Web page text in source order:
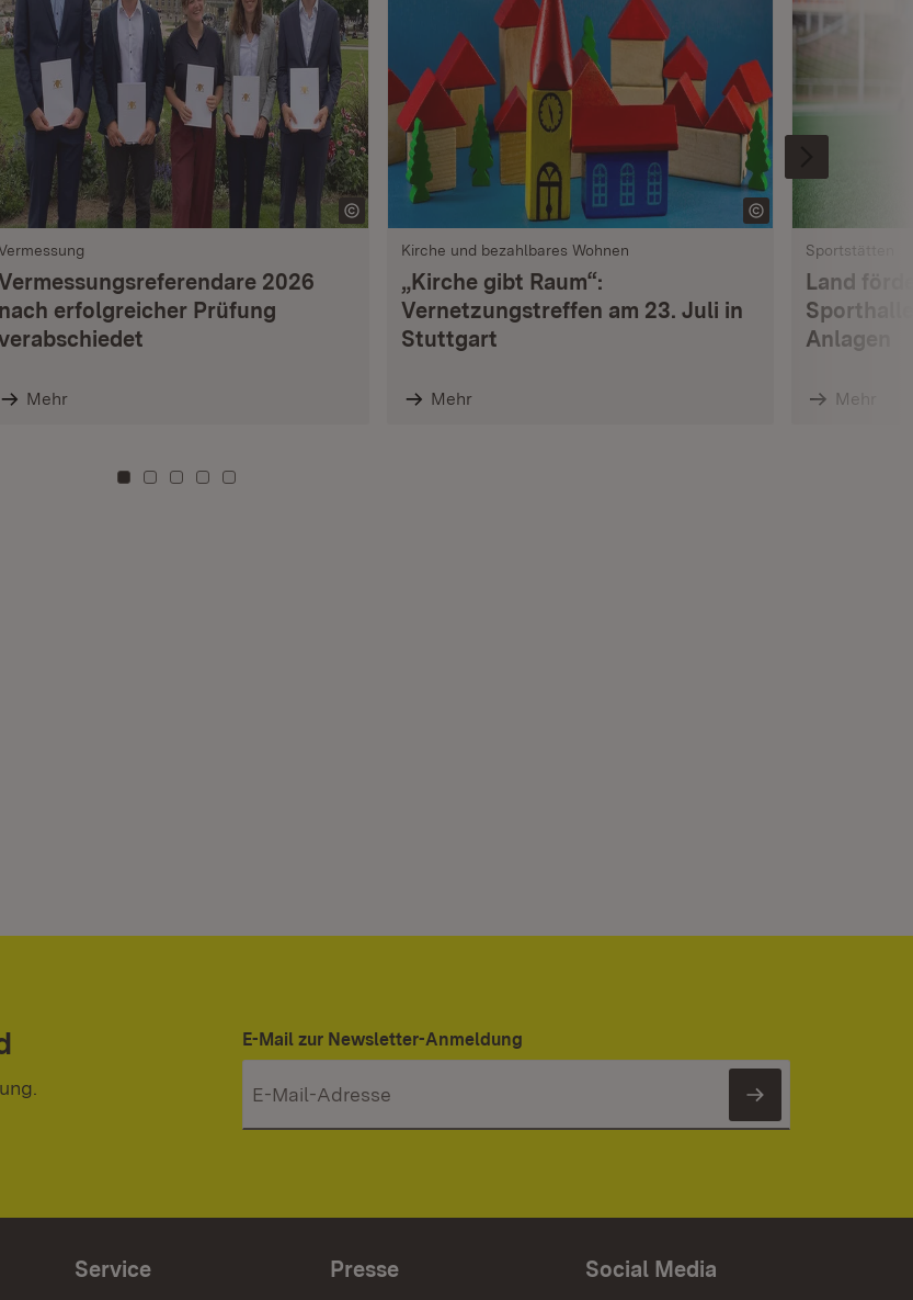
2026
nach erfolgreicher Prüfung
Mehr
Kirche und bezahlbares Wohnen
„Kirche gibt Raum“:
Vernetzungstreffen am 23. Juli in
Stuttgart
Mehr
Sportstätten
Land
Anlagen
Mehr
Zu Kachel: 0
Zu Kachel: 3
Zu Kachel: 6
Zu Kachel: 9
Zu Kachel: 12
E-Mail zur Newsletter-Anmeldung
Newsletter
Service Presse Social Media